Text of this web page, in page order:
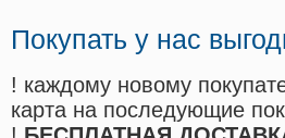
Покупать у нас
! каждому новому
карта на последующие